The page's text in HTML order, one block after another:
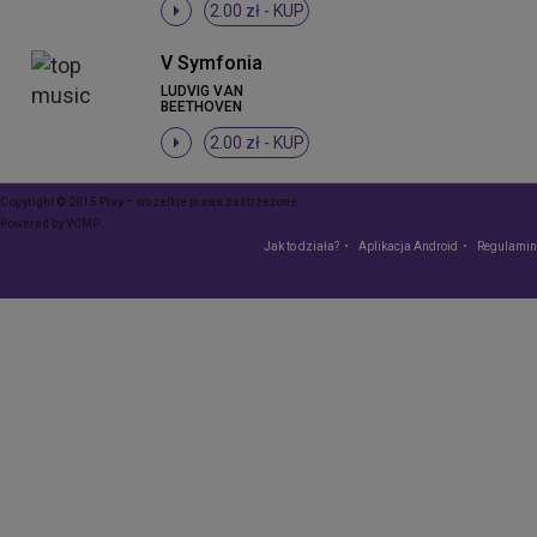
2.00 zł - KUP
V Symfonia
LUDVIG VAN
BEETHOVEN
2.00 zł - KUP
Copyright © 2015 Play – wszelkie prawa zastrzeżone
Powered byVCMP
Jak to działa?
Aplikacja Android Regulamin